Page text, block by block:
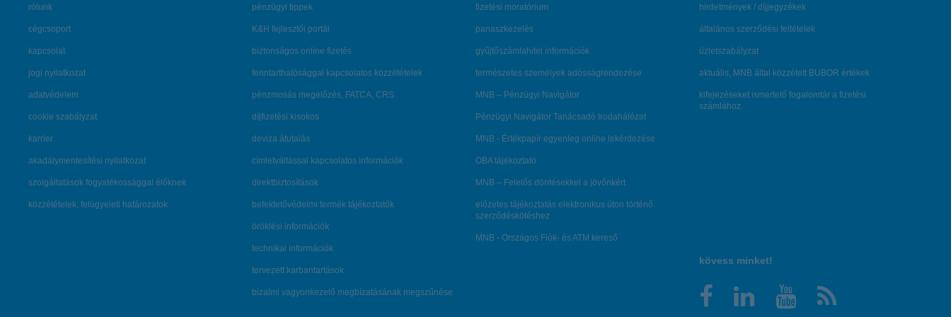
rólunk
cégcsoport
kapcsolat
jogi nyilatkozat
adatvédelem
cookie szabályzat
karrier
akadálymentesítési nyilatkozat
szolgáltatások fogyatékossággal élőknek
közzétételek, felügyeleti határozatok
pénzügyi tippek
K&H fejlesztői portál
biztonságos online fizetés
fenntarthatósággal kapcsolatos közzétételek
pénzmosás megelőzés, FATCA, CRS
díjfizetési kisokos
deviza átutalás
címletváltással kapcsolatos információk
direktbiztosítások
befektetővédelmi termék tájékoztatók
öröklési információk
technikai információk
tervezett karbantartások
bizalmi vagyonkezelő megbízatásának megszűnése
fizetési moratórium
panaszkezelés
gyűjtőszámlahitel információk
természetes személyek adósságrendezése
MNB – Pénzügyi Navigátor
Pénzügyi Navigátor Tanácsadó Irodahálózat
MNB - Értékpapír egyenleg online lekérdezése
OBA tájékoztató
MNB – Felelős döntésekkel a jövőnkért
előzetes tájékoztatás elektronikus úton történő
szerződéskötéshez
MNB - Országos Fiók- és ATM kereső
hirdetmények / díjjegyzékek
általános szerződési feltételek
üzletszabályzat
aktuális, MNB által közzétett BUBOR értékek
kifejezéseket ismertető fogalomtár a fizetési
számlához
kövess minket!